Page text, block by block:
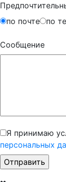
по почте
по
Сообщение
Я принимаю
персональных